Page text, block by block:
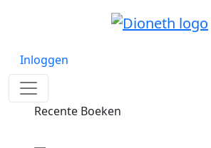
Inloggen
Recente Boeken